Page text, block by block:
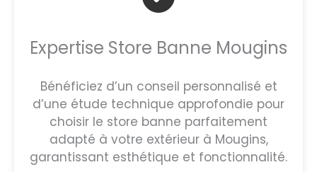
Expertise Store Banne Mougins
Bénéficiez d’un conseil personnalisé et
d’une étude technique approfondie pour
choisir le store banne parfaitement
adapté à votre extérieur à Mougins,
garantissant esthétique et fonctionnalité.